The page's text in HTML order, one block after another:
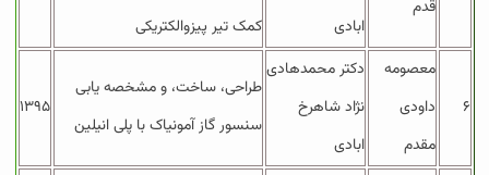
قدم
ابادی
کمک تیر پیزوالکتریکی
۶
معصومه
داودی
مقدم
دکتر محمدهادی
نژاد شاهرخ
ابادی
طراحی، ساخت، و مشخصه یابی
سنسور گاز آمونیاک با پلی انیلین
۱۳۹۵